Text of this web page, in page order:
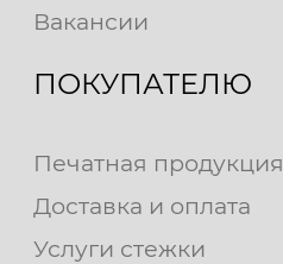
Вакансии
ПОКУПАТЕЛЮ
Печатная продукция
Доставка и оплата
Услуги стежки